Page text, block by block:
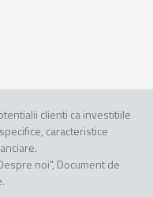
clienti ca investitiile
caracteristice
noi", Document de